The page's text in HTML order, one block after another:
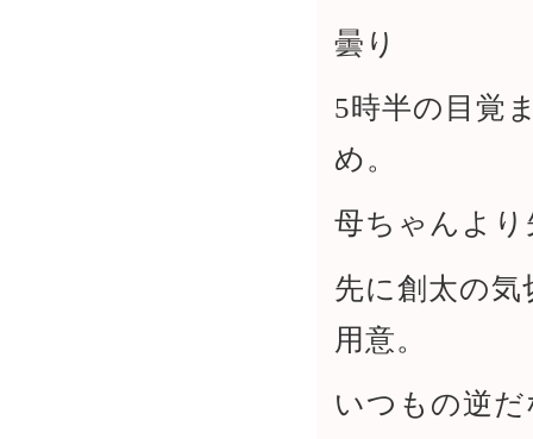
曇り
5時半の目覚
め。
母ちゃんよ
先に創太の
用意。
いつもの逆だ